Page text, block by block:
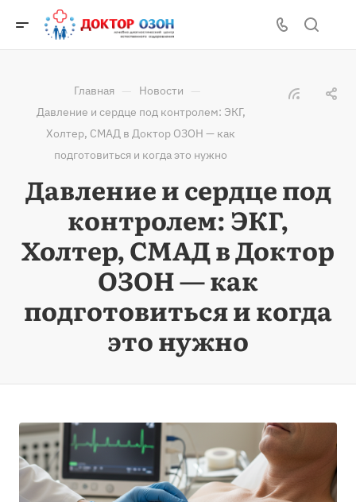
Главная — Новости —
Давление и сердце под контролем: ЭКГ,
Холтер, СМАД в Доктор ОЗОН — как
подготовиться и когда это нужно
Давление и сердце под
контролем: ЭКГ,
Холтер, СМАД в Доктор
ОЗОН — как
подготовиться и когда
это нужно